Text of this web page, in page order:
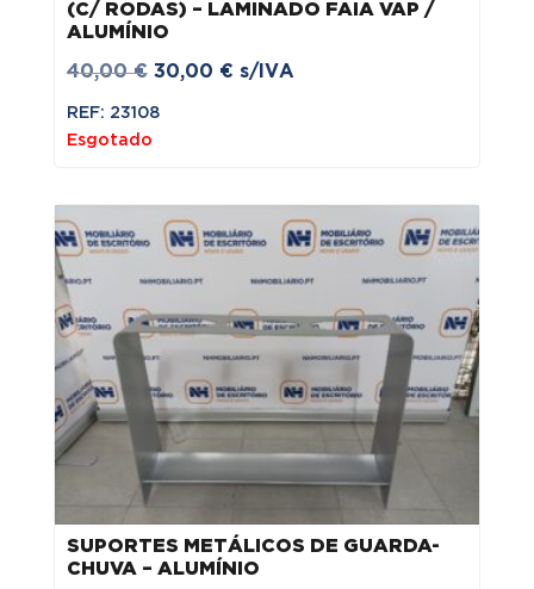
(C/ RODAS) – LAMINADO FAIA VAP /
ALUMÍNIO
40,00€ O
preço
30,00 €Os/IVA
REF: 23108
Esgotado
SUPORTES METÁLICOS DE GUARDA-
CHUVA – ALUMÍNIO